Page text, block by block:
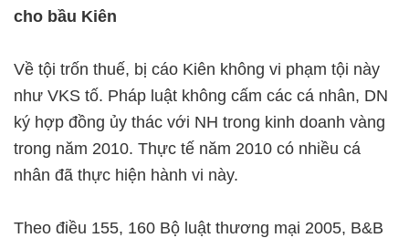
cho bầu Kiên
Về tội trốn thuế, bị cáo Kiên không vi phạm tội này
như VKS tố. Pháp luật không cấm các cá nhân, DN
ký hợp đồng ủy thác với NH trong kinh doanh vàng
trong năm 2010. Thực tế năm 2010 có nhiều cá
nhân đã thực hiện hành vi này.
Theo điều 155, 160 Bộ luật thương mại 2005, B&B